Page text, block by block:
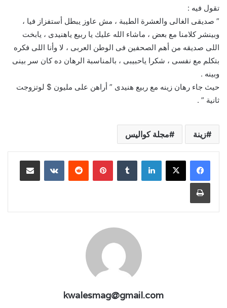
تقول فيه :
” صديقى الغالى والعشرة الطيبة ، مش عاوز يبطل أستفزاز فيا ،
وبينشر كلامنا مع بعض ، ماشاء الله عليك يا ربيع ياهنيدى ، يابخت
اللى صديقه من أهم الصحفين فى الوطن العربى ، لا وأنا اللى فكره
بتكلم مع نفسى ، شكرا ياحبيبى ، بالمناسبة الرهان ده كان سر بينى
وبينه .
حيث جاء رهان زينه مع ربيع هنيدى ” أراهن على مليون $ لوتزوجت
ثانية ” .
زينة مجلة كواليس
لينكدإن بينتيريست مشاركة عبر البريد
طباعة
kwalesmag@gmail.com